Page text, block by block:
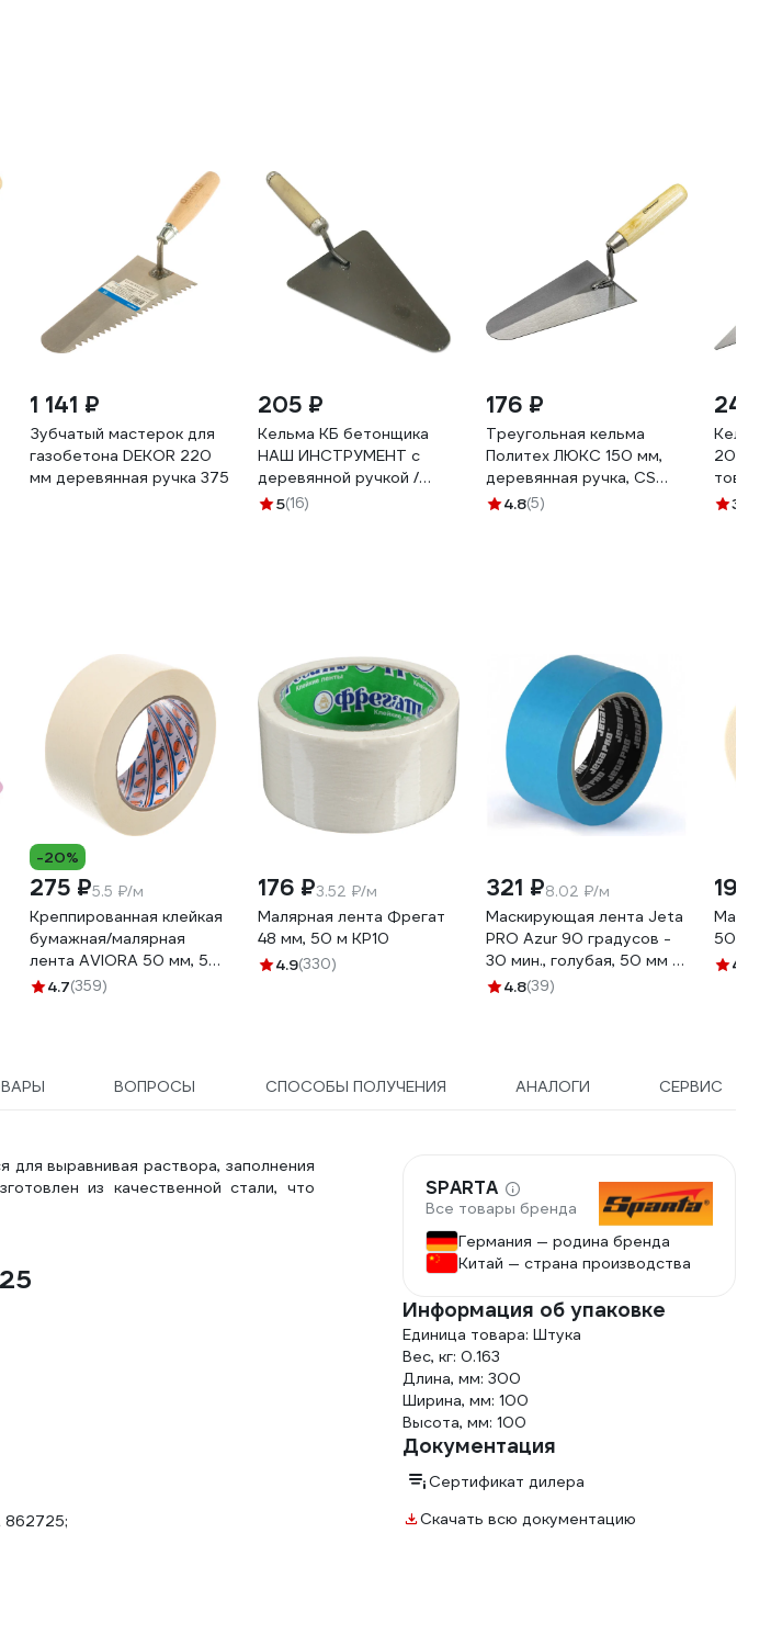
1 141 ₽
Зубчатый мастерок для
газобетона DEKOR 220
мм деревянная ручка 375
205 ₽
Кельма КБ бетонщика
НАШ ИНСТРУМЕНТ с
деревянной ручкой /
треугольник/ /Р/ 020306
5(16)
176 ₽
Треугольная кельма
Политех ЛЮКС 150 мм,
деревянная ручка, CS
1071315
4.8(5)
242
200мм
тов-
3
-20%
275 ₽5.5 ₽/м
Креппированная клейкая
бумажная/малярная
лента AVIORA 50 мм, 50
м 304-010
4.7(359)
176 ₽3.52 ₽/м
Малярная лента Фрегат
48 мм, 50 м КР10
4.9(330)
321 ₽8.02 ₽/м
Маскирующая лента Jeta
PRO Azur 90 градусов -
30 мин., голубая, 50 мм х
40 м 58490/50
4.8(39)
199
4.6
ВОПРОСЫ СПОСОБЫ ПОЛУЧЕНИЯ АНАЛОГИ СЕРВИС
выравнивая раствора, заполнения
из качественной стали, что
862725;
SPARTA
Все товары бренда
Германия — родина бренда
Китай — страна производства
Информация об упаковке
Единица товара: Штука
Вес, кг: 0.163
Длина, мм: 300
Ширина, мм: 100
Высота, мм: 100
Документация
Сертификат дилера
Скачать всю документацию